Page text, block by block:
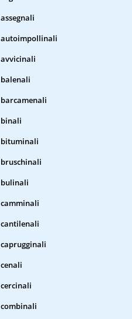
assegnali
autoimpollinali
avvicinali
balenali
barcamenali
binali
bituminali
bruschinali
bulinali
camminali
cantilenali
caprugginali
cenali
cercinali
combinali